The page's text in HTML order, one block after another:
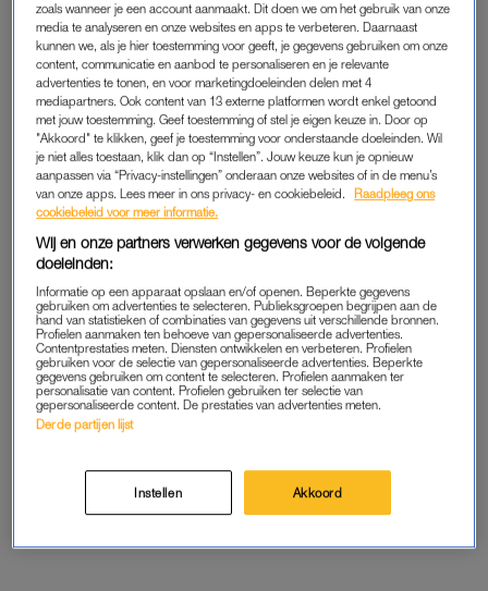
helemaal vol, neem gewoon een nieuwe. Maar zo werkt het
natuurlijk helemaal niet. Dat zeg je ook niet als iemands
partner is overleden. Tachtig procent van de mensen ziet hun
huisdier als volwaardig lid van het gezin”, vertelt ze aanHart
van Nederland.
Journalist Antoinnette Scheulderman herkent zich hierin:
“Helaas nemen nog te veel mensen het verlies van een dier
niet serieus, alsof dieren inwisselbaar zijn. Vandaar ook de titel
van mijn boek:Dan neem je toch gewoon een nieuwe?Maar
geldt: je hoeft het niet per se zelf te begrijpen om er respect
voor op te brengen. Iemand erkennen en respecteren in zijn of
haar verdriet, dát helpt”, vertelt ze aan LINDA.
LEES OOK
zoals wanneer je een account aanmaakt. Dit doen we om het gebruik van onze
media te analyseren en onze websites en apps te verbeteren. Daarnaast
kunnen we, als je hier toestemming voor geeft, je gegevens gebruiken om onze
content, communicatie en aanbod te personaliseren en je relevante
advertenties te tonen, en voor marketingdoeleinden delen met 4
mediapartners. Ook content van 13 externe platformen wordt enkel getoond
met jouw toestemming. Geef toestemming of stel je eigen keuze in. Door op
"Akkoord" te klikken, geef je toestemming voor onderstaande doeleinden. Wil
je niet alles toestaan, klik dan op “Instellen”. Jouw keuze kun je opnieuw
aanpassen via “Privacy-instellingen” onderaan onze websites of in de menu’s
van onze apps. Lees meer in ons privacy- en cookiebeleid.
Raadpleeg ons
cookiebeleid voor meer informatie.
Wij en onze partners verwerken gegevens voor de volgende
doeleinden:
Informatie op een apparaat opslaan en/of openen. Beperkte gegevens
gebruiken om advertenties te selecteren. Publieksgroepen begrijpen aan de
hand van statistieken of combinaties van gegevens uit verschillende bronnen.
Profielen aanmaken ten behoeve van gepersonaliseerde advertenties.
Contentprestaties meten. Diensten ontwikkelen en verbeteren. Profielen
gebruiken voor de selectie van gepersonaliseerde advertenties. Beperkte
gegevens gebruiken om content te selecteren. Profielen aanmaken ter
personalisatie van content. Profielen gebruiken ter selectie van
gepersonaliseerde content. De prestaties van advertenties meten.
Derde partijen lijst
Instellen Akkoord